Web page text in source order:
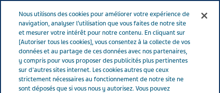
Menu
France Nos Produits Product catalog
Liste de nos médicaments
Nous utilisons des cookies pour améliorer votre expérience de
navigation, analyser l’utilisation que vous faites de notre site
et mesurer votre intérêt pour notre contenu. En cliquant sur
[Autoriser tous les cookies], vous consentez à la collecte de vos
données et au partage de ces données avec nos partenaires,
y compris pour vous proposer des publicités plus pertinentes
sur d'autres sites internet. Les cookies autres que ceux
strictement nécessaires au fonctionnement de notre site ne
sont déposés que si vous nous y autorisez. Vous pouvez